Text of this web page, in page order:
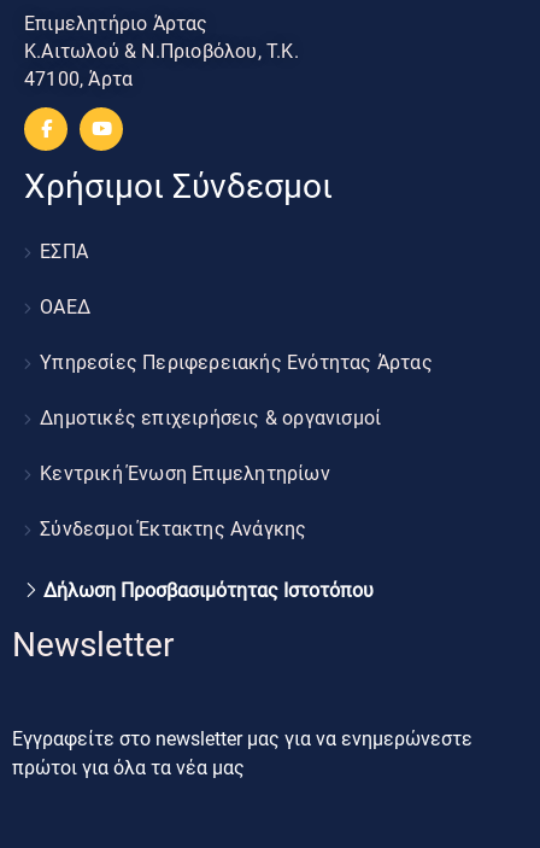
Επιμελητήριο Άρτας
Κ.Αιτωλού & Ν.Πριοβόλου, Τ.Κ.
47100, Άρτα
Χρήσιμοι Σύνδεσμοι
ΕΣΠΑ
ΟΑΕΔ
Υπηρεσίες Περιφερειακής Ενότητας Άρτας
Δημοτικές επιχειρήσεις & οργανισμοί
Κεντρική Ένωση Επιμελητηρίων
Σύνδεσμοι Έκτακτης Ανάγκης
Δήλωση Προσβασιμότητας Ιστοτόπου
Newsletter
Εγγραφείτε στο newsletter μας για να ενημερώνεστε
πρώτοι για όλα τα νέα μας